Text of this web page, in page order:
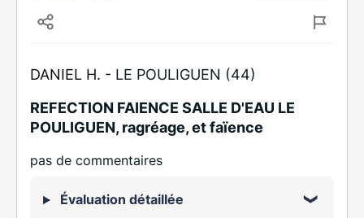
DANIEL H. - LE POULIGUEN (44)
REFECTION FAIENCE SALLE D'EAU LE
POULIGUEN, ragréage, et faïence
pas de commentaires
Évaluation détaillée